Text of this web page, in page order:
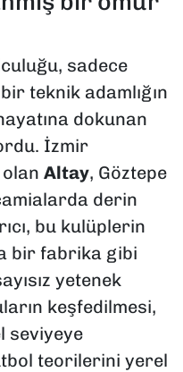
sadece
teknik adamlığın
dokunan
İzmir
Altay, Göztepe
derin
bu kulüplerin
bir fabrika gibi
yetenek
keşfedilmesi,
seviyeye
teorilerini yerel